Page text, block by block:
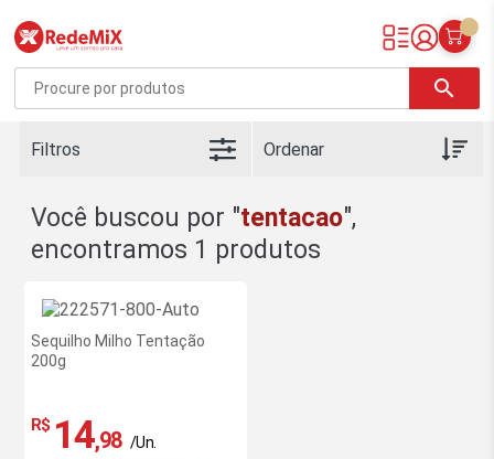
Redemix – Supermercado Online
search
Filtros
Você buscou por "tentacao",
encontramos 1 produtos
Sequilho Milho Tentação
200g
R$ 14,98 /Un.